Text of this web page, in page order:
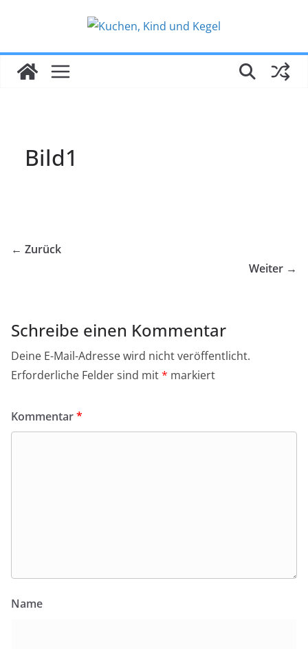
Bild1
← Zurück
Weiter →
Schreibe einen Kommentar
Deine E-Mail-Adresse wird nicht veröffentlicht.
Erforderliche Felder sind mit* markiert
Kommentar*
Name